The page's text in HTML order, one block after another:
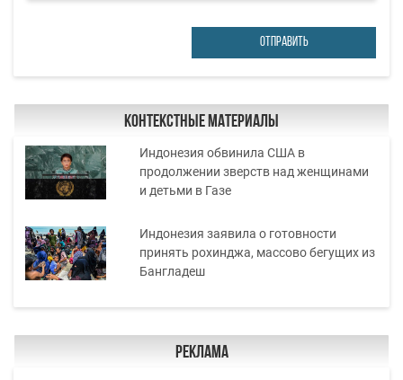
ОТПРАВИТЬ
Контекстные материалы
Индонезия обвинила США в
продолжении зверств над женщинами
и детьми в Газе
Индонезия заявила о готовности
принять рохинджа, массово бегущих из
Бангладеш
Реклама